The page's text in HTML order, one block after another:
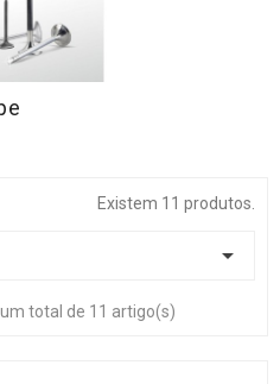
Existem 11 produtos.

total de 11 artigo(s)